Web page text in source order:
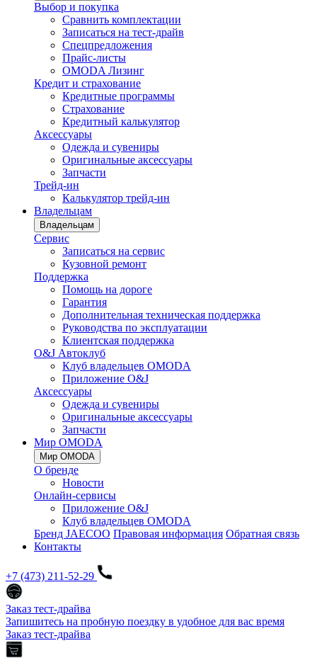
Выбор и покупка
Сравнить комплектации
Записаться на тест-драйв
Cпецпредложения
Прайс-листы
OMODA Лизинг
Кредит и страхование
Кредитные программы
Страхование
Кредитный калькулятор
Аксессуары
Одежда и сувениры
Оригинальные аксессуары
Запчасти
Трейд-ин
Калькулятор трейд-ин
Владельцам
Владельцам
Сервис
Записаться на сервис
Кузовной ремонт
Поддержка
Помощь на дороге
Гарантия
Дополнительная техническая поддержка
Руководства по эксплуатации
Клиентская поддержка
O&J Автоклуб
Клуб владельцев OMODA
Приложение O&J
Аксессуары
Одежда и сувениры
Оригинальные аксессуары
Запчасти
Мир OMODA
Мир OMODA
О бренде
Новости
Онлайн-сервисы
Приложение O&J
Клуб владельцев OMODA
Бренд JAECOO Правовая информация Обратная связь
Контакты
+7 (473) 211-52-29
Заказ тест-драйва
Запишитесь на пробную поездку в удобное для вас время
Заказ тест-драйва